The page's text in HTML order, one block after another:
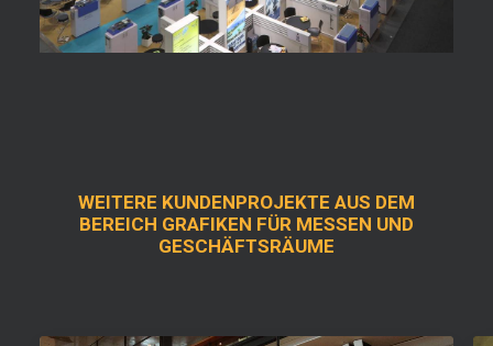
WEITERE KUNDENPROJEKTE AUS DEM
BEREICH GRAFIKEN FÜR MESSEN UND
GESCHÄFTSRÄUME